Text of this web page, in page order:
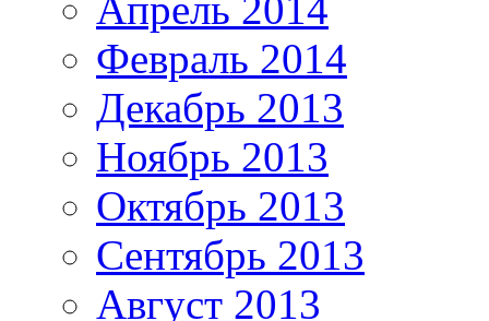
Февраль 2014
Декабрь 2013
Ноябрь 2013
Октябрь 2013
Сентябрь 2013
Август 2013